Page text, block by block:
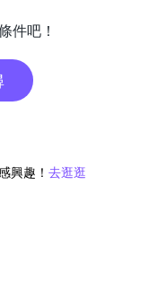
件吧！
興趣！ 去逛逛